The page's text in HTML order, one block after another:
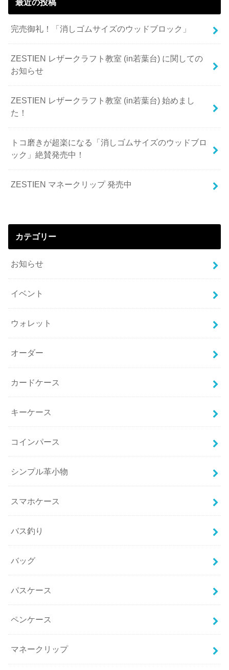
完売御礼！「消しゴムサイズのウッドブロック」
ZESTIEN レザークラフト教室 (in若葉台) に関しての
お知らせ
ZESTIEN レザークラフト教室 (in若葉台) 始めまし
た！
トコ磨きが超楽になる「消しゴムサイズのウッドブロ
ック」絶賛発売中！
ZESTIEN マネークリップ 発売中
カテゴリー
お知らせ
イベント
ウォレット
オーダー
カードケース
キーケース
コインパース
シンプル革小物
スマホケース
バス釣り
バッグ
パスケース
ペンケース
マネークリップ